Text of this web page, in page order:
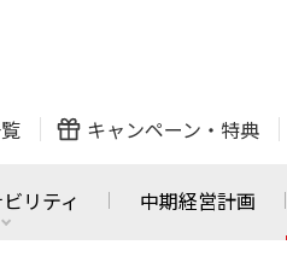
キャンペーン・ 特典
防犯カメラ
リティ 中期経営計画